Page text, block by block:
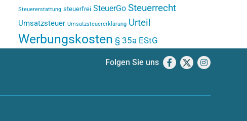
Steuererstattung steuerfrei SteuerGo Steuerrecht
Umsatzsteuer Umsatzsteuererklärung Urteil
Werbungskosten § 35a EStG
Folgen Sie uns Facebook
X Instagram